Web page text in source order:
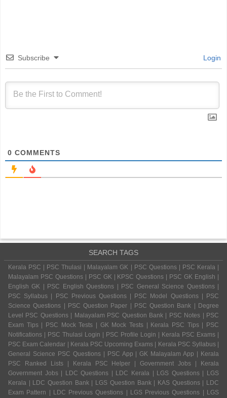
Subscribe Login
0 COMMENTS
SEARCH TAGS
Kerala PSC | PSC Thulasi | Malayalam GK | PSC Questions | PSC Kerala |
Malayalam PSC Questions | PSC GK | KPSC Questions | PSC GK English |
English GK | PSC English Questions | PSC General Science Questions |
PSC Syllabus | PSC Previous Questions | PSC Model Questions | PSC
Science Questions | PSC Question Paper | PSC Question Bank | Degree
Level PSC Questions | Malayalam PSC Question Bank | PSC Notes | PSC
Exam Tips | PSC Mock Tests | GK Mock Tests | Kerala PSC Tips | PSC
Notifications | PSC Thulasi Login | PSC Profile Login | Kerala PSC Exams |
PSC Exam Calendar | Kerala PSC Upcoming Exams | Kerala PSC Syllabus |
General Science PSC Questions | PSC App | GK Malayalam App | Kerala
PSC Ranked Lists | Kerala PSC Helper | Government Jobs | Kerala
Government Jobs | LDC Questions | LDC Kerala | LGS Questions | LGS
Kerala | LDC Question Bank | LGS Question Bank | KAS Questions | LDC
Exam Pattern | LDC Previous Questions | LGS Previous Questions | LGS